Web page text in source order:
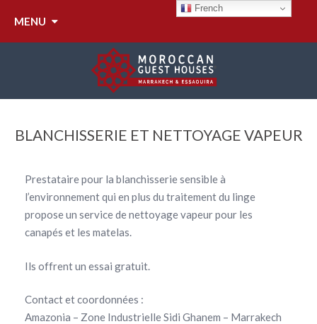
MENU
BLANCHISSERIE ET NETTOYAGE VAPEUR
Prestataire pour la blanchisserie sensible à
l’environnement qui en plus du traitement du linge
propose un service de nettoyage vapeur pour les
canapés et les matelas.
Ils offrent un essai gratuit.
Contact et coordonnées :
Amazonia – Zone Industrielle Sidi Ghanem – Marrakech
French